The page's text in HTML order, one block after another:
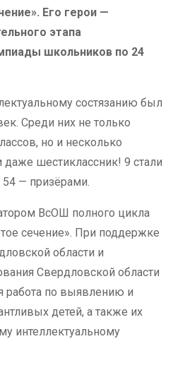
Его герои —
этапа
школьников по 24
состязанию был
Среди них не только
но и несколько
даже шестиклассник! 9 стали
— призёрами.
ВсОШ полного цикла
сечение». При поддержке
области и
Свердловской области
работа по выявлению и
детей, а также их
интеллектуальному